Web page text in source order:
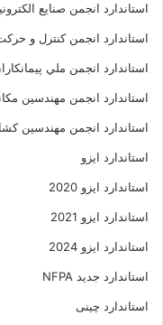
استاندارد انجمن صنايع
استاندارد انجمن کنترل و
استاندارد انجمن ملي
استاندارد انجمن مهندسين
استاندارد انجمن مهندسین
استاندارد ایزو
استاندارد ایزو 2020
استاندارد ایزو 2021
استاندارد ایزو 2024
استاندارد جدید NFPA
استاندارد چینی